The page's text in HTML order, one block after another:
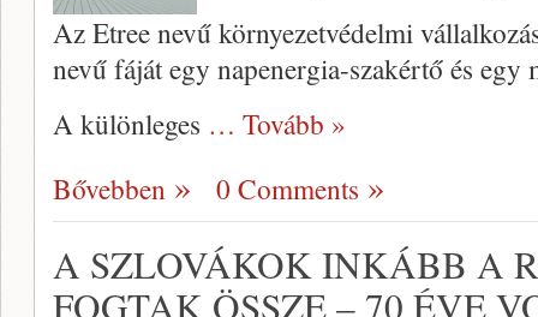
Az Etree nevű környezetvédelmi
nevű fáját egy napenergia-szakértő és egy
A különleges … Tovább »
Bővebben
0 Comments
A SZLOVÁKOK INKÁBB A
FOGTAK ÖSSZE – 70 ÉVE